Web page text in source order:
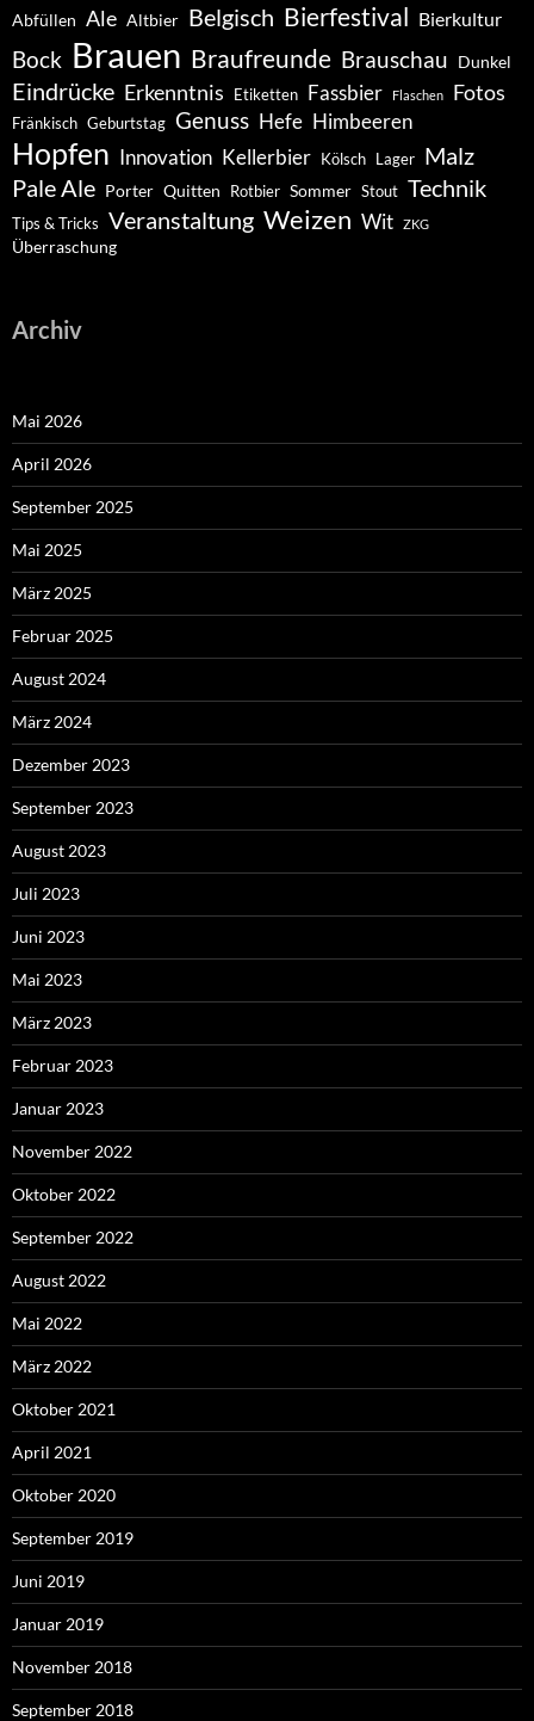
Abfüllen Ale Altbier Belgisch Bierfestival Bierkultur
Bock Brauen Braufreunde Brauschau Dunkel
Eindrücke Erkenntnis Etiketten Fassbier Flaschen Fotos
Fränkisch Geburtstag Genuss Hefe Himbeeren
Hopfen Innovation Kellerbier Kölsch Lager Malz
Pale Ale Porter Quitten Rotbier Sommer Stout Technik
Tips & Tricks Veranstaltung Weizen Wit ZKG
Überraschung
Archiv
Mai 2026
April 2026
September 2025
Mai 2025
März 2025
Februar 2025
August 2024
März 2024
Dezember 2023
September 2023
August 2023
Juli 2023
Juni 2023
Mai 2023
März 2023
Februar 2023
Januar 2023
November 2022
Oktober 2022
September 2022
August 2022
Mai 2022
März 2022
Oktober 2021
April 2021
Oktober 2020
September 2019
Juni 2019
Januar 2019
November 2018
September 2018